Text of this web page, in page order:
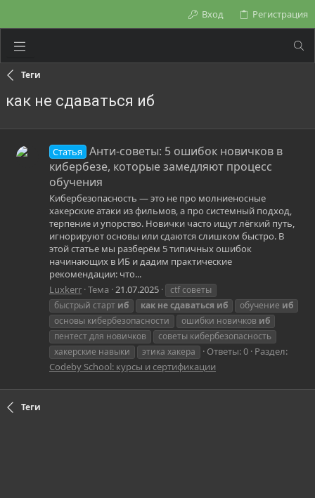
Вход Регистрация
Теги
как не сдаваться иб
Статья
Анти-советы: 5 ошибок новичков в
кибербезе, которые замедляют процесс
обучения
Кибербезопасность — это не про молниеносные
хакерские атаки из фильмов, а про системный подход,
терпение и упорство. Новички часто ищут лёгкий путь,
игнорируют основы или сдаются слишком быстро. В
этой статье мы разберём 5 типичных ошибок
начинающих в ИБ и дадим практические
рекомендации: что...
Luxkerr Тема 21.07.2025
ctf советы
быстрый старт иб как несдаваться иб обучение иб
основы кибербезопасности
ошибки новичков иб
пентест для новичков
советы кибербезопасность
хакерские навыки
этика хакера Ответы: 0 Раздел:
Codeby School: курсы и сертификации
Теги